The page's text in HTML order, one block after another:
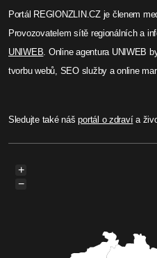
Portál REGIONZLIN.CZ je členem
Provozovatelem sítě regionálních a
UNIWEB . Online agentura UNIWEB
tvorbu webů, SEO služby a online
Sledujte také nášportál o zdravía
+
−